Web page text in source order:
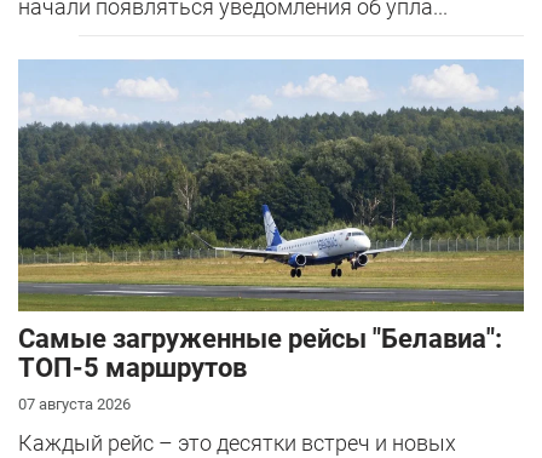
начали появляться уведомления об упла...
Самые загруженные рейсы "Белавиа":
ТОП-5 маршрутов
07 августа 2026
Каждый рейс – это десятки встреч и новых